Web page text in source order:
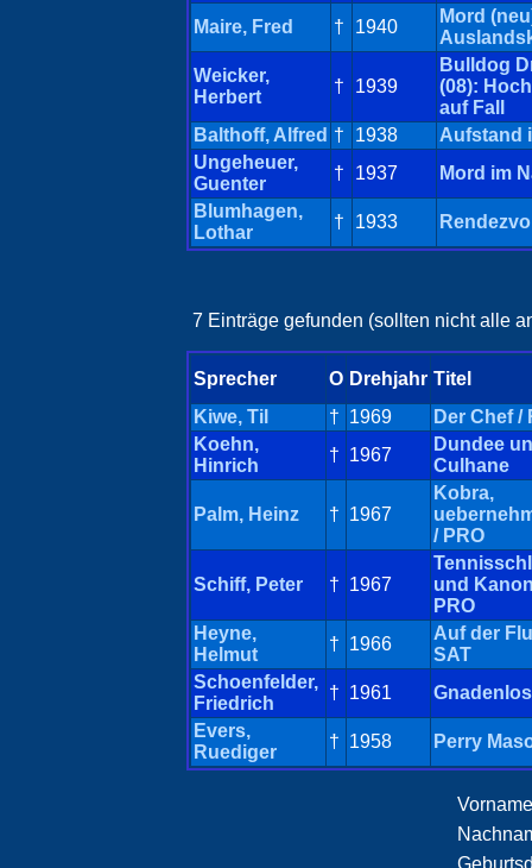
Maire, Fred † 1940
Mord
Weicker,
Herbert
† 1939
Bulldog
(08):
auf Fall
Balthoff, Alfred † 1938
Aufstand
Ungeheuer,
Guenter
† 1937
Mord im
Blumhagen,
Lothar
† 1933
7 Einträge gefunden (sollten nicht alle
Sprecher O Drehjahr Titel
Kiwe, Til
† 1969
Der Chef /
Koehn,
Hinrich
† 1967
Dundee
Culhane
Palm, Heinz † 1967
Kobra,
/ PRO
Schiff, Peter † 1967
und
PRO
Heyne,
Helmut
† 1966
Auf der
SAT
Schoenfelder,
Friedrich
† 1961
Evers,
Ruediger
† 1958 Perry